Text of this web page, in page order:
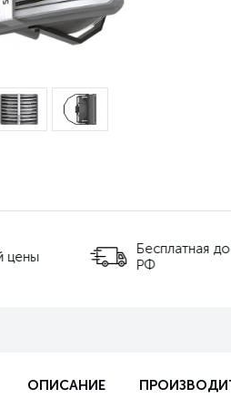
цены
Бесплатная
РФ
ОПИСАНИЕ